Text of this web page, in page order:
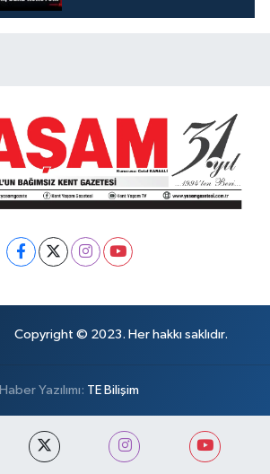
KOKUYOR!
Copyright © 2023. Her hakkı saklıdır.
Haber Yazılımı: TE Bilişim